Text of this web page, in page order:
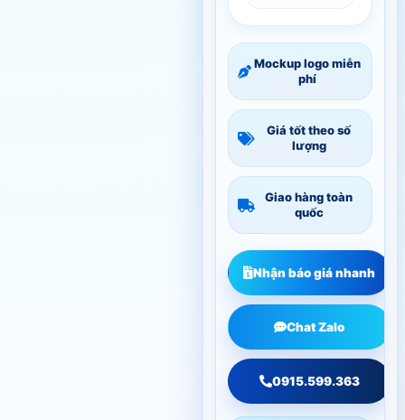
Mockup logo miễn
phí
Giá tốt theo số
lượng
Giao hàng toàn
quốc
Nhận báo giá nhanh
Chat Zalo
0915.599.363